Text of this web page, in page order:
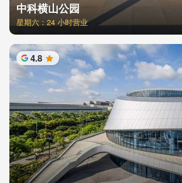
中科横山公园
星期六：24 小时营业
4.8 星